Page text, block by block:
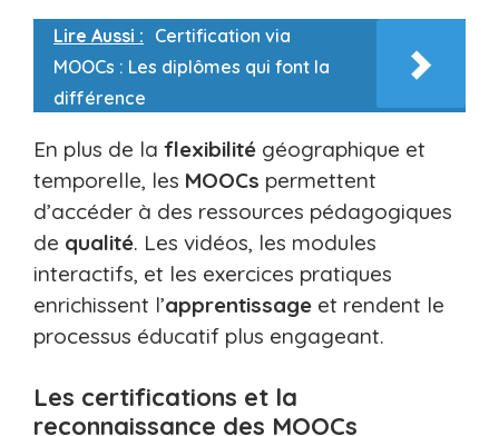
Lire Aussi : Certification via
MOOCs : Les diplômes qui font la
différence
En plus de la flexibilité géographique et
temporelle, les MOOCs permettent
d’accéder à des ressources pédagogiques
de qualité. Les vidéos, les modules
interactifs, et les exercices pratiques
enrichissent l’apprentissage et rendent le
processus éducatif plus engageant.
Les certifications et la
reconnaissance des MOOCs